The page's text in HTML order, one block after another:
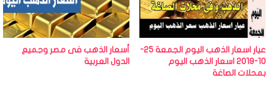
عيار اسعار الذهب اليوم الجمعة 25-
10-2019 اسعار الذهب اليوم
بمحلات الصاغة
أسعار الذهب فى مصر وجميع
الدول العربية